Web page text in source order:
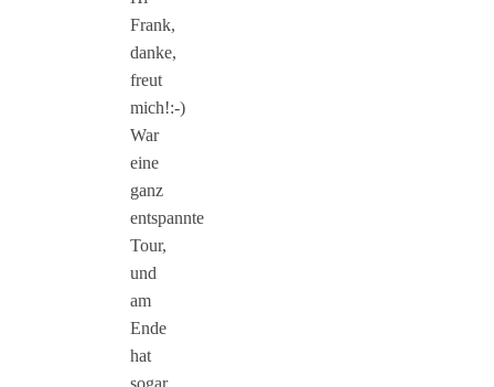
Frank,
danke,
freut
mich!:-)
War
eine
ganz
entspannte
Tour,
und
am
Ende
hat
sogar